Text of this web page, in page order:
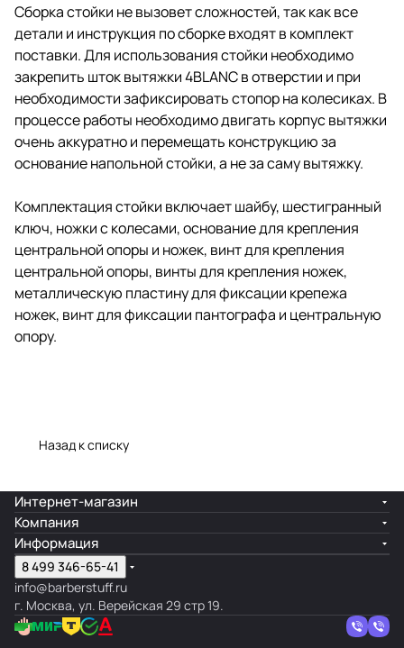
Сборка стойки не вызовет сложностей, так как все
детали и инструкция по сборке входят в комплект
поставки. Для использования стойки необходимо
закрепить шток вытяжки 4BLANC в отверстии и при
необходимости зафиксировать стопор на колесиках. В
процессе работы необходимо двигать корпус вытяжки
очень аккуратно и перемещать конструкцию за
основание напольной стойки, а не за саму вытяжку.
Комплектация стойки включает шайбу, шестигранный
ключ, ножки с колесами, основание для крепления
центральной опоры и ножек, винт для крепления
центральной опоры, винты для крепления ножек,
металлическую пластину для фиксации крепежа
ножек, винт для фиксации пантографа и центральную
опору.
Назад к списку
Интернет-магазин
Компания
Информация
8 499 346-65-41
info@barberstuff.ru
г. Москва, ул. Верейская 29 стр 19.